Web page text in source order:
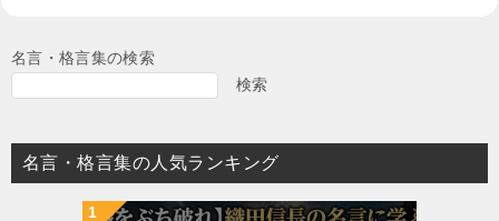
名言・格言集の検索
検索
名言・格言集の人気ランキング